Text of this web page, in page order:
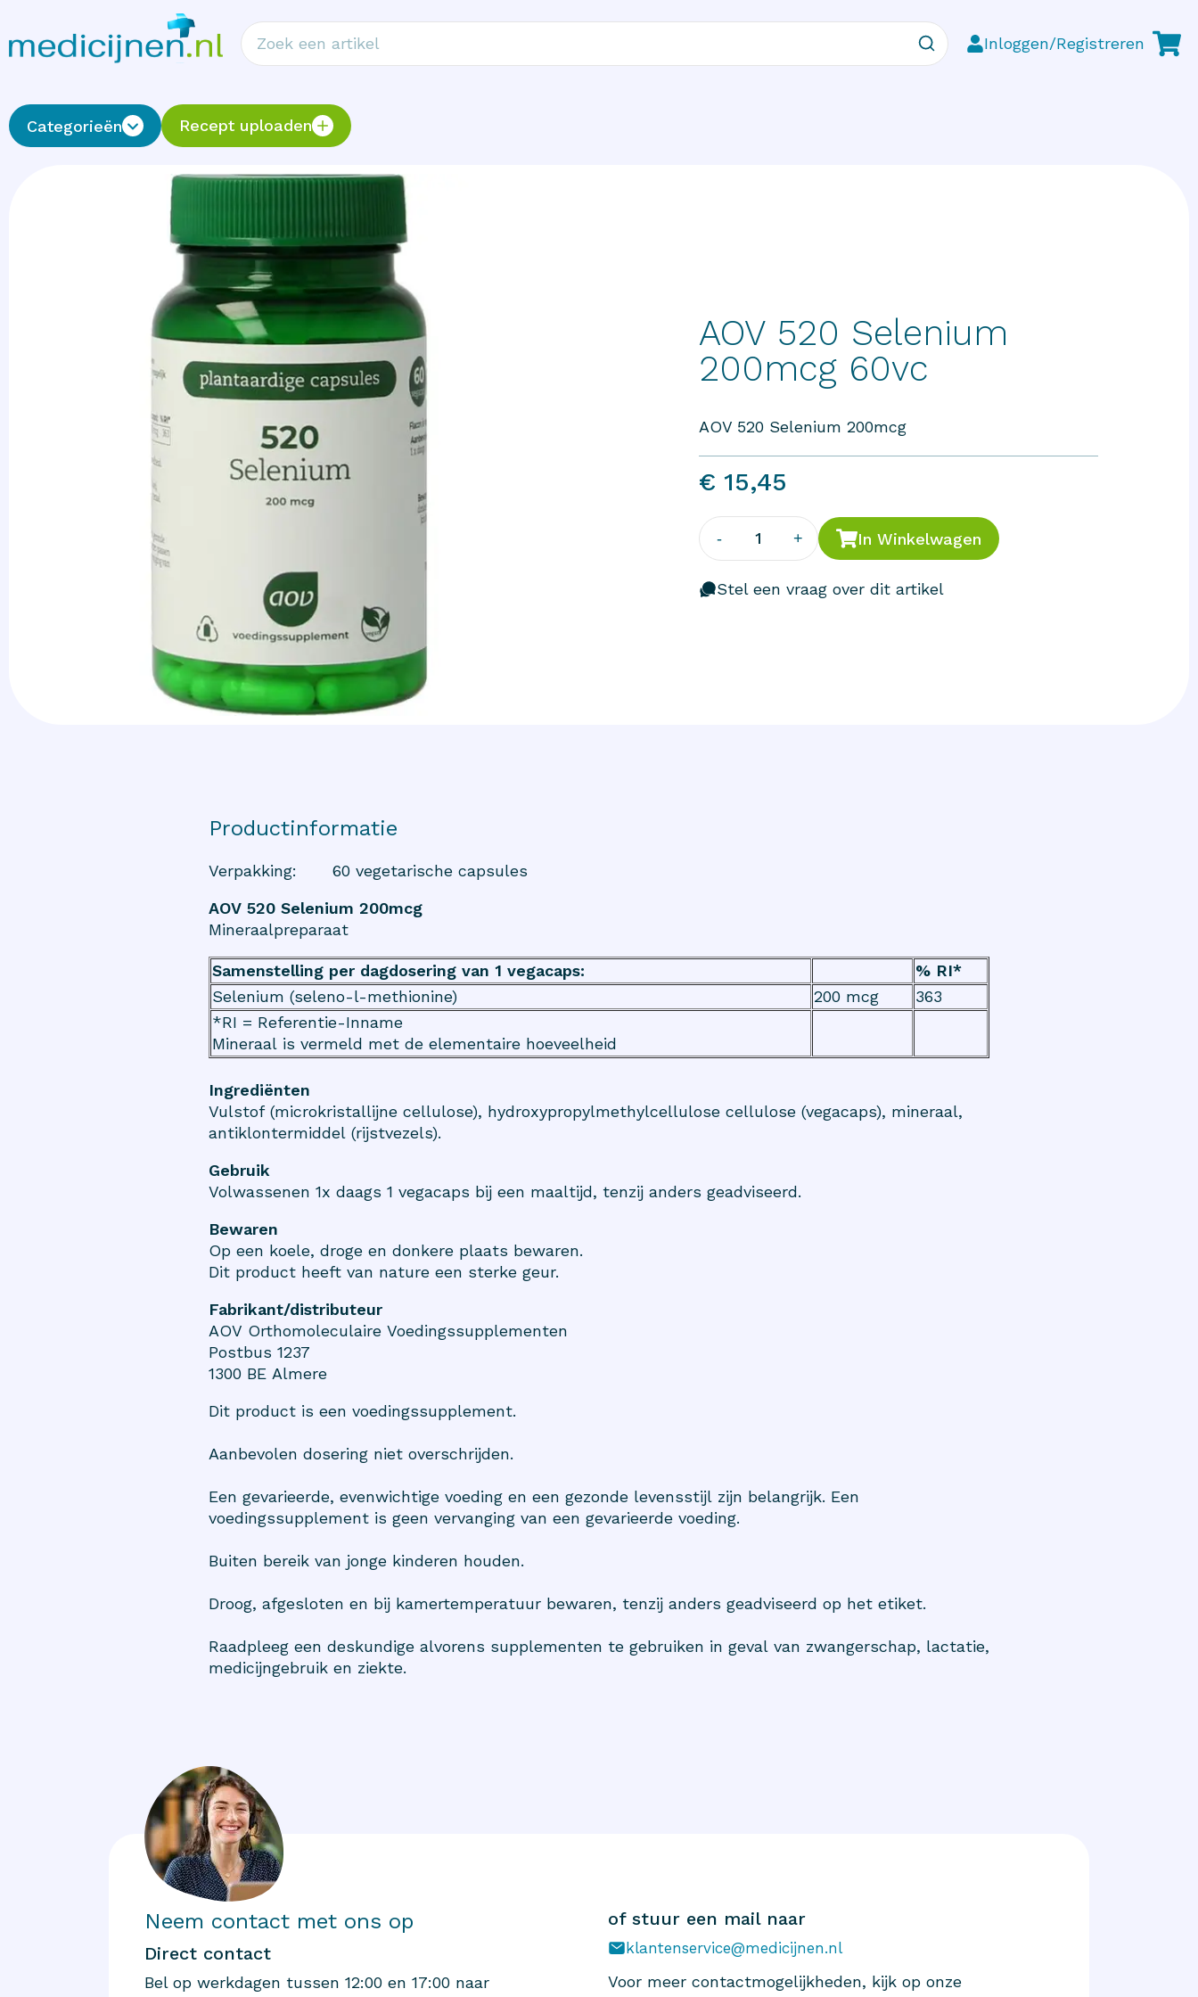
Inloggen/Registreren
Categorieën Recept uploaden
AOV 520 Selenium
200mcg 60vc
AOV 520 Selenium 200mcg
€ 15,45
- 1 + In Winkelwagen
Stel een vraag over dit artikel
Productinformatie
Verpakking:
60 vegetarische capsules
AOV 520 Selenium 200mcg
Mineraalpreparaat
Samenstelling per dagdosering van 1 vegacaps:
% RI*
Selenium (seleno-l-methionine)
200 mcg
363
*RI = Referentie-Inname
Mineraal is vermeld met de elementaire hoeveelheid
Ingrediënten
Vulstof (microkristallijne cellulose), hydroxypropylmethylcellulose cellulose (vegacaps), mineraal,
antiklontermiddel (rijstvezels).
Gebruik
Volwassenen 1x daags 1 vegacaps bij een maaltijd, tenzij anders geadviseerd.
Bewaren
Op een koele, droge en donkere plaats bewaren.
Dit product heeft van nature een sterke geur.
Fabrikant/distributeur
AOV Orthomoleculaire Voedingssupplementen
Postbus 1237
1300 BE Almere
Dit product is een voedingssupplement.
Aanbevolen dosering niet overschrijden.
Een gevarieerde, evenwichtige voeding en een gezonde levensstijl zijn belangrijk. Een
voedingssupplement is geen vervanging van een gevarieerde voeding.
Buiten bereik van jonge kinderen houden.
Droog, afgesloten en bij kamertemperatuur bewaren, tenzij anders geadviseerd op het etiket.
Raadpleeg een deskundige alvorens supplementen te gebruiken in geval van zwangerschap, lactatie,
medicijngebruik en ziekte.
Neem contact met ons op
Direct contact
Bel op werkdagen tussen 12:00 en 17:00 naar
of stuur een mail naar
klantenservice@medicijnen.nl
Voor meer contactmogelijkheden, kijk op onze